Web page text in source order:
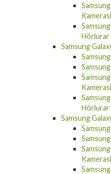
Hörlurar
Samsung
Hörlurar
Samsung